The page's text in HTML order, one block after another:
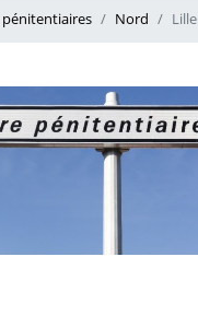
pénitentiaires Nord Lille